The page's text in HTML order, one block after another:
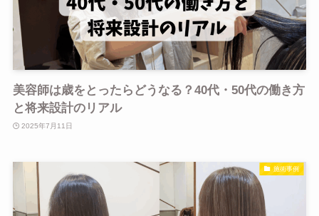
美容師は歳をとったらどうなる？40代・50代の働き方
と将来設計のリアル
2025年7月11日
施術事例